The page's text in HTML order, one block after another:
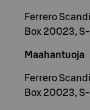
Ferrero
Box 20023,
Maahantuoja
Ferrero
Box 20023,